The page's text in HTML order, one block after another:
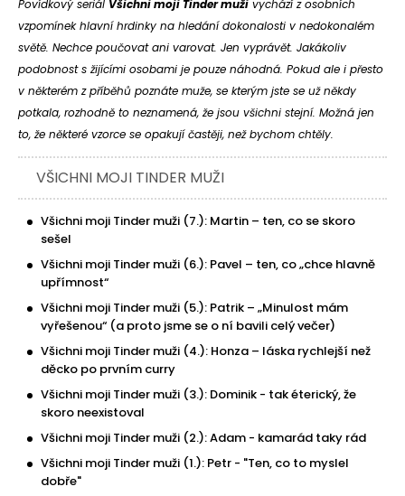
Povídkový seriál Všichni moji Tinder muži vychází z osobních
vzpomínek hlavní hrdinky na hledání dokonalosti v nedokonalém
světě. Nechce poučovat ani varovat. Jen vyprávět. Jakákoliv
podobnost s žijícími osobami je pouze náhodná. Pokud ale i přesto
v některém z příběhů poznáte muže, se kterým jste se už někdy
potkala, rozhodně to neznamená, že jsou všichni stejní. Možná jen
to, že některé vzorce se opakují častěji, než bychom chtěly.
VŠICHNI MOJI TINDER MUŽI
Všichni moji Tinder muži (7.): Martin – ten, co se skoro
sešel
Všichni moji Tinder muži (6.): Pavel – ten, co „chce hlavně
upřímnost“
Všichni moji Tinder muži (5.): Patrik – „Minulost mám
vyřešenou“ (a proto jsme se o ní bavili celý večer)
Všichni moji Tinder muži (4.): Honza – láska rychlejší než
děcko po prvním curry
Všichni moji Tinder muži (3.): Dominik - tak éterický, že
skoro neexistoval
Všichni moji Tinder muži (2.): Adam - kamarád taky rád
Všichni moji Tinder muži (1.): Petr - "Ten, co to myslel
dobře"